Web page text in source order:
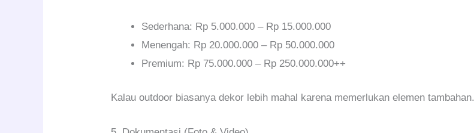
Sederhana: Rp 5.000.000 – Rp 15.000.000
Menengah: Rp 20.000.000 – Rp 50.000.000
Premium: Rp 75.000.000 – Rp 250.000.000++
Kalau outdoor biasanya dekor lebih mahal karena memerlukan elemen tambahan.